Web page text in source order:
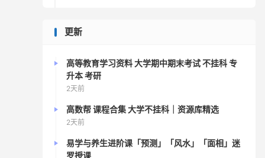
更新
高等教育学习资料 大学期中期末考试 不挂科 专
升本 考研
2天前
高数帮 课程合集 大学不挂科｜资源库精选
2天前
易学与养生进阶课「预测」「风水」「面相」迷
罗授课